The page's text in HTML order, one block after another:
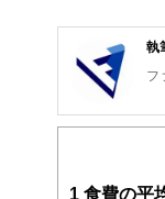
執
フ
案
1 食費の平